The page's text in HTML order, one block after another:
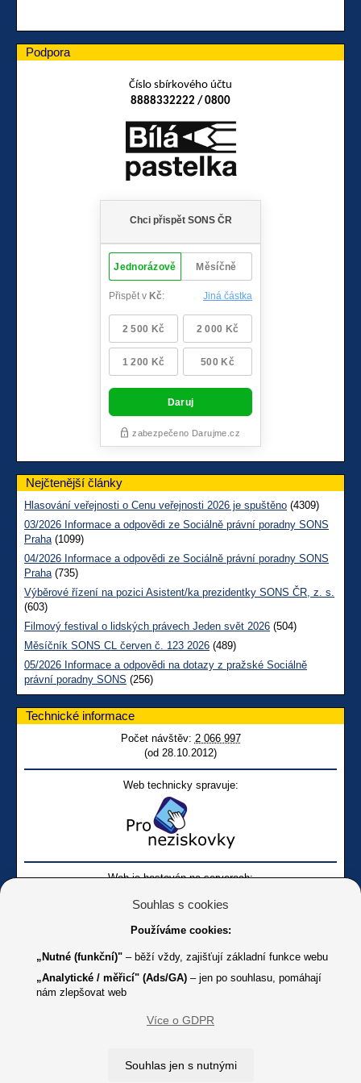
Podpora
Číslo sbírkového účtu
8888332222 / 0800
Nejčtenější články
Hlasování veřejnosti o Cenu veřejnosti 2026 je spuštěno (4309)
03/2026 Informace a odpovědi ze Sociálně právní poradny SONS
Praha(1099)
04/2026 Informace a odpovědi ze Sociálně právní poradny SONS
Praha(735)
Výběrové řízení na pozici Asistent/ka prezidentky SONS ČR, z. s.
(603)
Filmový festival o lidských právech Jeden svět 2026 (504)
Měsíčník SONS CL červen č. 123 2026 (489)
05/2026 Informace a odpovědi na dotazy z pražské Sociálně
právní poradny SONS (256)
Technické informace
Počet návštěv: 2 066 997
(od 28.10.2012)
Web technicky spravuje:
Web je hostován na serverech:
Online
Youtube SONS
K jakémukoliv užití textů a obrázků uvedených na tomto serveru je
Souhlas s cookies
Používáme cookies:
„Nutné (funkční)" – běží vždy, zajišťují základní funkce webu
„Analytické / měřicí" (Ads/GA) – jen po souhlasu, pomáhají
nám zlepšovat web
Více o GDPR
Souhlas jen s nutnými